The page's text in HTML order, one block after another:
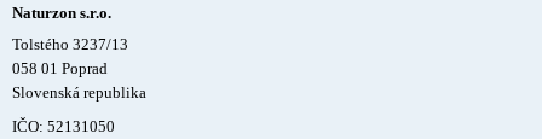
Naturzon s.r.o.
Tolstého 3237/13
058 01 Poprad
Slovenská republika
IČO: 52131050